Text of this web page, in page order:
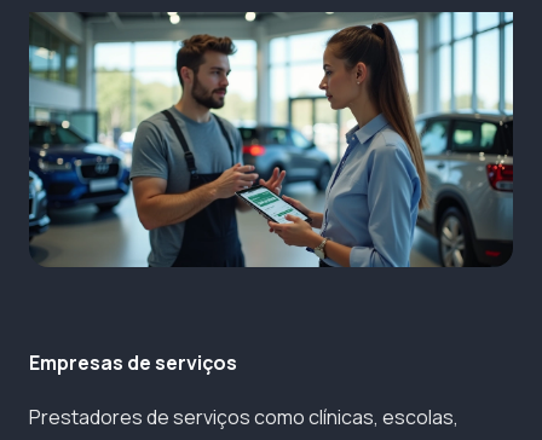
Empresas de serviços
Prestadores de serviços como clínicas, escolas,